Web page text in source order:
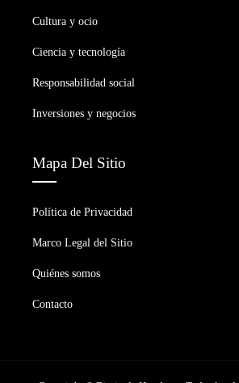
Cultura y ocio
Ciencia y tecnología
Responsabilidad social
Inversiones y negocios
Mapa Del Sitio
Política de Privacidad
Marco Legal del Sitio
Quiénes somos
Contacto